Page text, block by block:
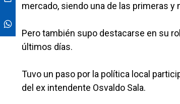
mercado, siendo una de las primeras y
Pero también supo destacarse en su
últimos días.
Tuvo un paso por la política local
del ex intendente Osvaldo Sala.